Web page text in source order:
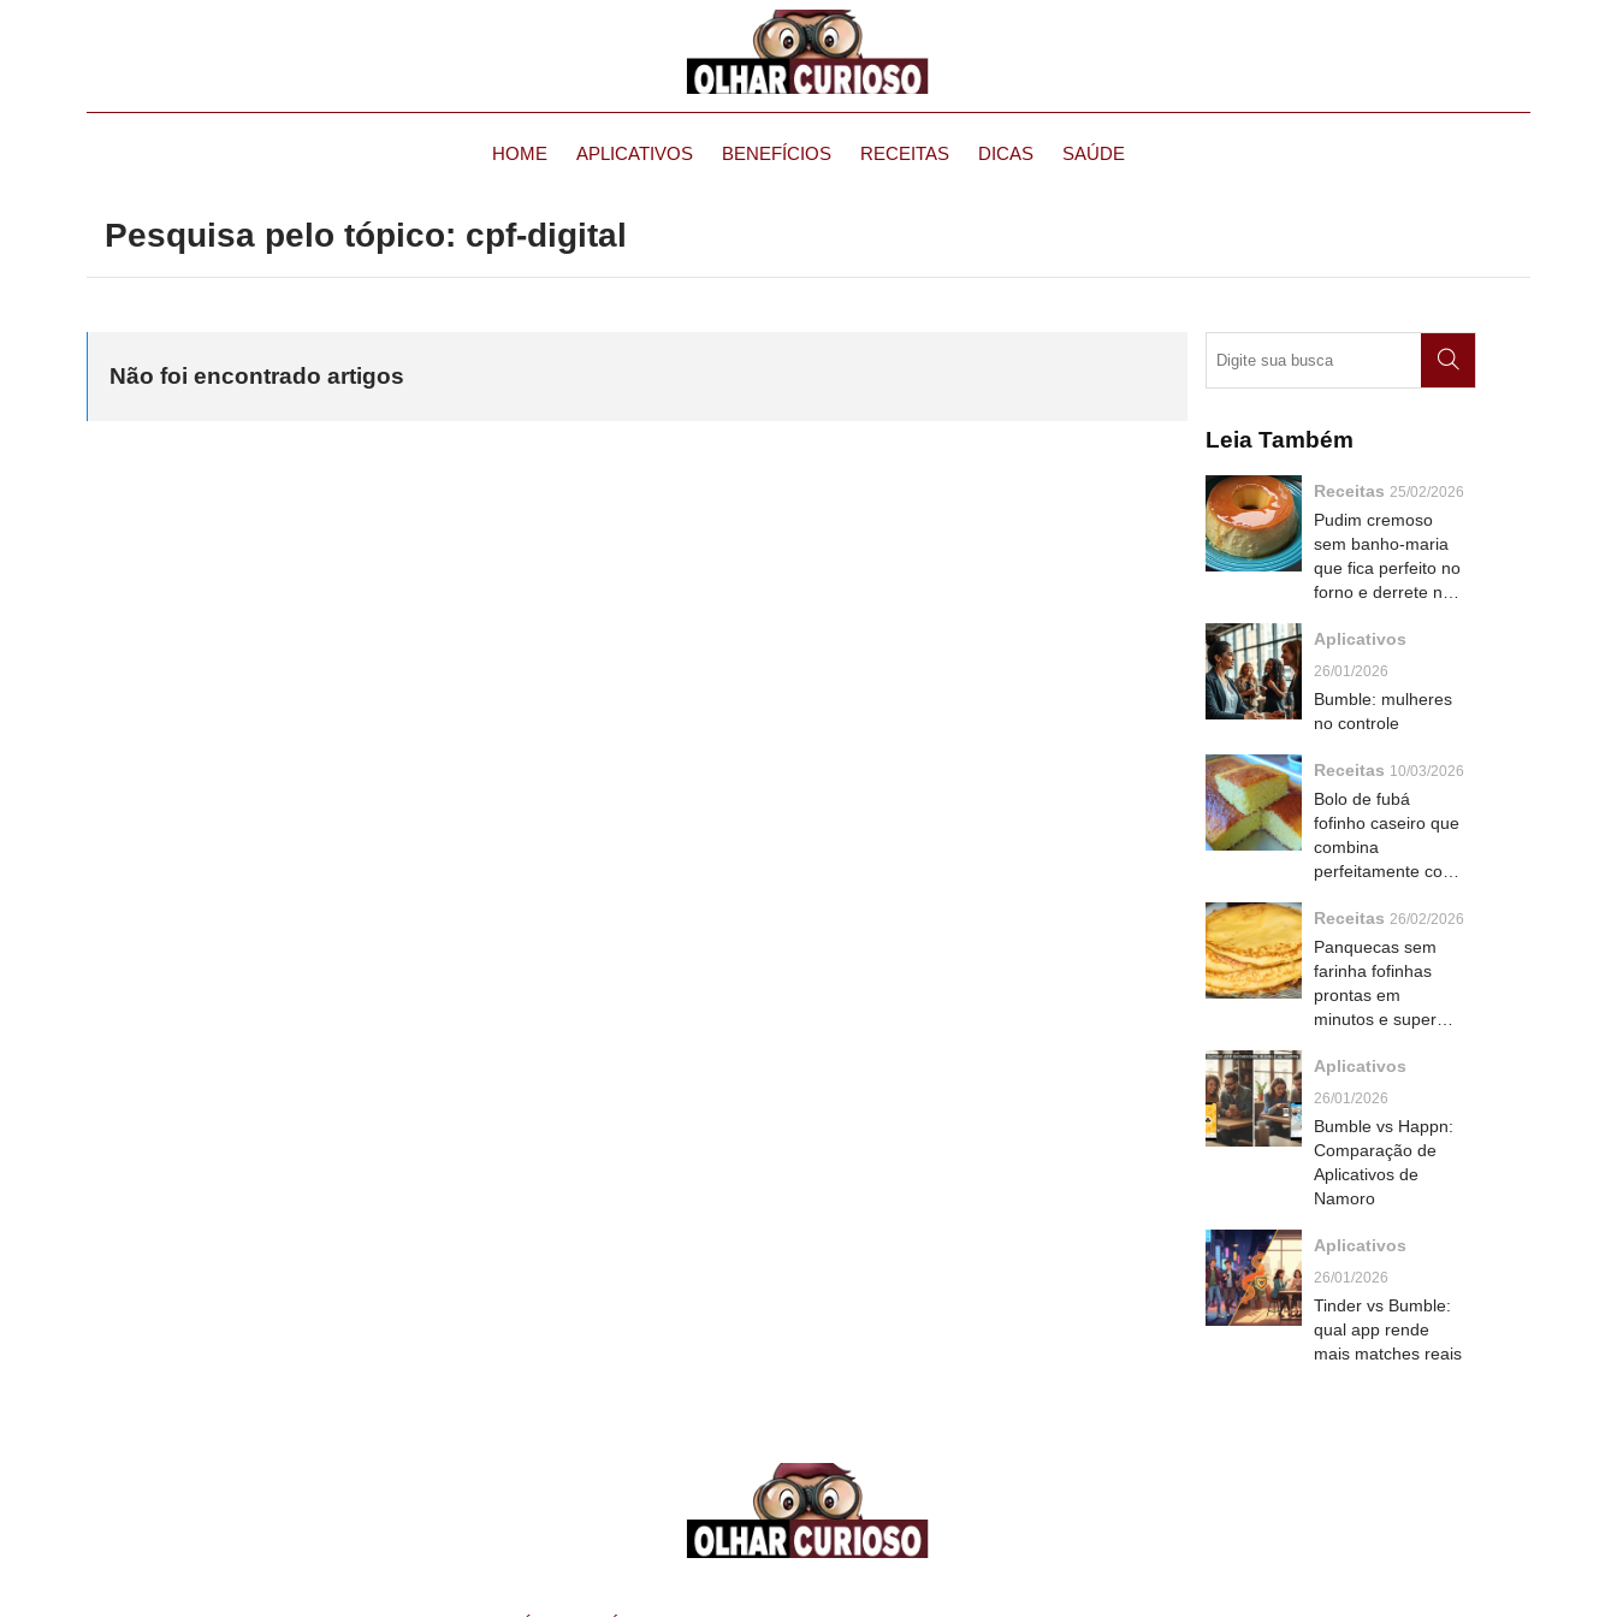
HOME APLICATIVOS BENEFÍCIOS RECEITAS DICAS SAÚDE
Pesquisa pelo tópico: cpf-digital
Não foi encontrado artigos
Leia Também
Receitas 25/02/2026
Pudim cremoso
sem banho-maria
que fica perfeito no
forno e derrete na
Aplicativos
26/01/2026
Bumble: mulheres
no controle
Receitas 10/03/2026
Bolo de fubá
fofinho caseiro que
combina
perfeitamente com
boca
Receitas 26/02/2026
Panquecas sem
farinha fofinhas
prontas em
minutos e super
Aplicativos
26/01/2026
Bumble vs Happn:
Comparação de
Aplicativos de
Namoro
Aplicativos
26/01/2026
Tinder vs Bumble:
qual app rende
mais matches reais